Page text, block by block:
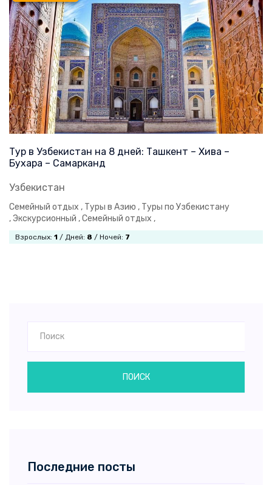
Тур в Узбекистан на 8 дней: Ташкент – Хива –
Бухара – Самарканд
Узбекистан
Семейный отдых , Туры в Азию , Туры по Узбекистану
,Экскурсионный ,Семейный отдых ,
Взрослых: 1 / Дней: 8 / Ночей: 7
ПОИСК
Последние посты